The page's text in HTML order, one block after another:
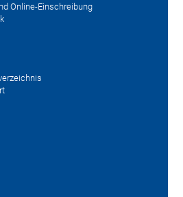
Online-Einschreibung